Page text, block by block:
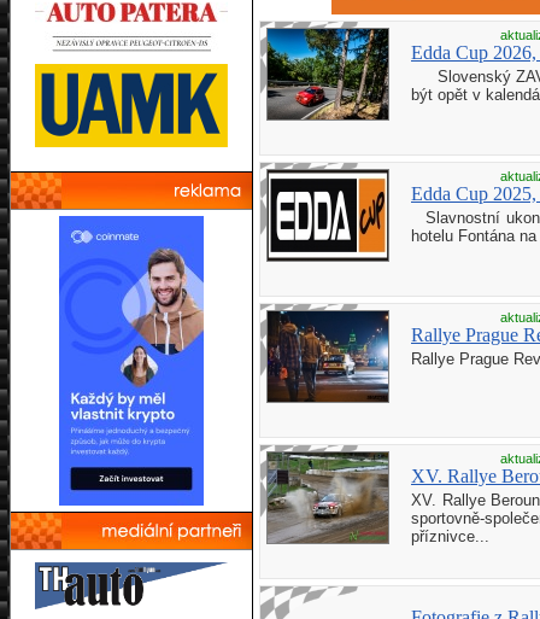
Edda Cup
Slovenský ZAV
být opět v
Edda Cup
Slavnostní
hotelu Fontána
Rallye Prague
Rallye Prague
XV. Rallye
XV. Rallye
sportovně-
příznivce...